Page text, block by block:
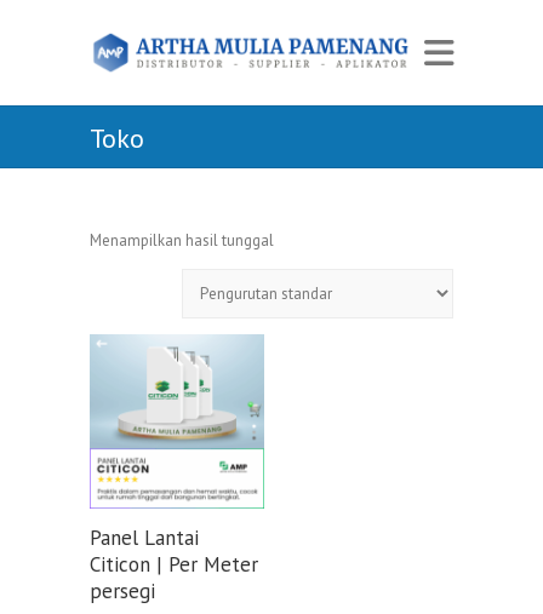
Toko
Menampilkan hasil tunggal
Panel Lantai
Citicon | Per Meter
persegi